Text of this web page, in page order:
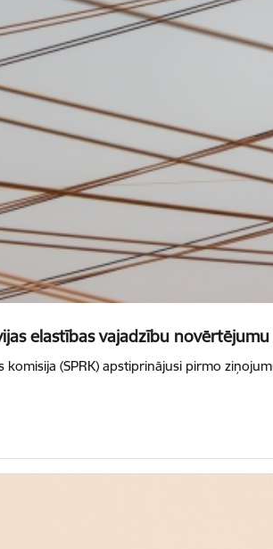
elastības vajadzību
(SPRK) apstiprinājusi pirmo